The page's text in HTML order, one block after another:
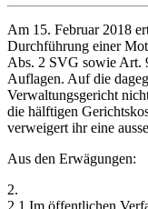
Am 15. Februar 2018
Durchführung einer
Abs. 2 SVG sowie Art.
Auflagen. Auf die
Verwaltungsgericht
die hälftigen
verweigert ihr eine
Aus den Erwägungen:
2.